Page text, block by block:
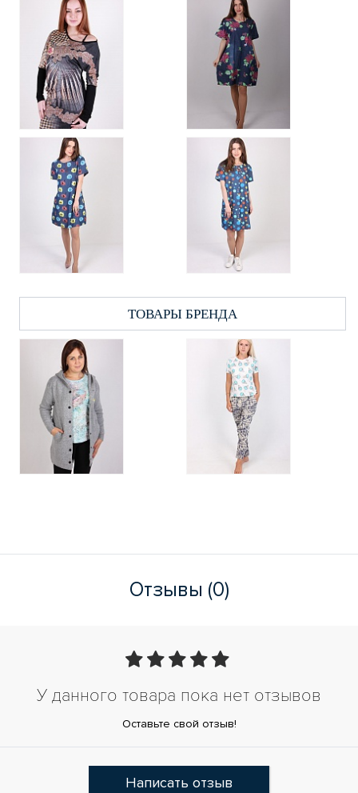
ТОВАРЫ БРЕНДА
Отзывы (0)
У данного товара пока нет отзывов
Оставьте свой отзыв!
Написать отзыв